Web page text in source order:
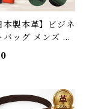
本製本革】ビジネ
バッグ メンズ A4
PC収納 レディ
トップスキン 銀
ゼント 送料無料